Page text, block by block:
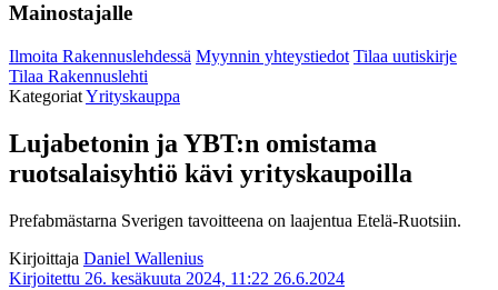
Mainostajalle
Ilmoita Rakennuslehdessä Myynnin yhteystiedot Tilaa uutiskirje
Tilaa Rakennuslehti
KategoriatYrityskauppa
Lujabetonin ja YBT:n omistama
ruotsalaisyhtiö kävi yrityskaupoilla
Prefabmästarna Sverigen tavoitteena on laajentua Etelä-Ruotsiin.
Kirjoittaja Daniel Wallenius
Kirjoitettu 26. kesäkuuta 2024, 11:22 26.6.2024